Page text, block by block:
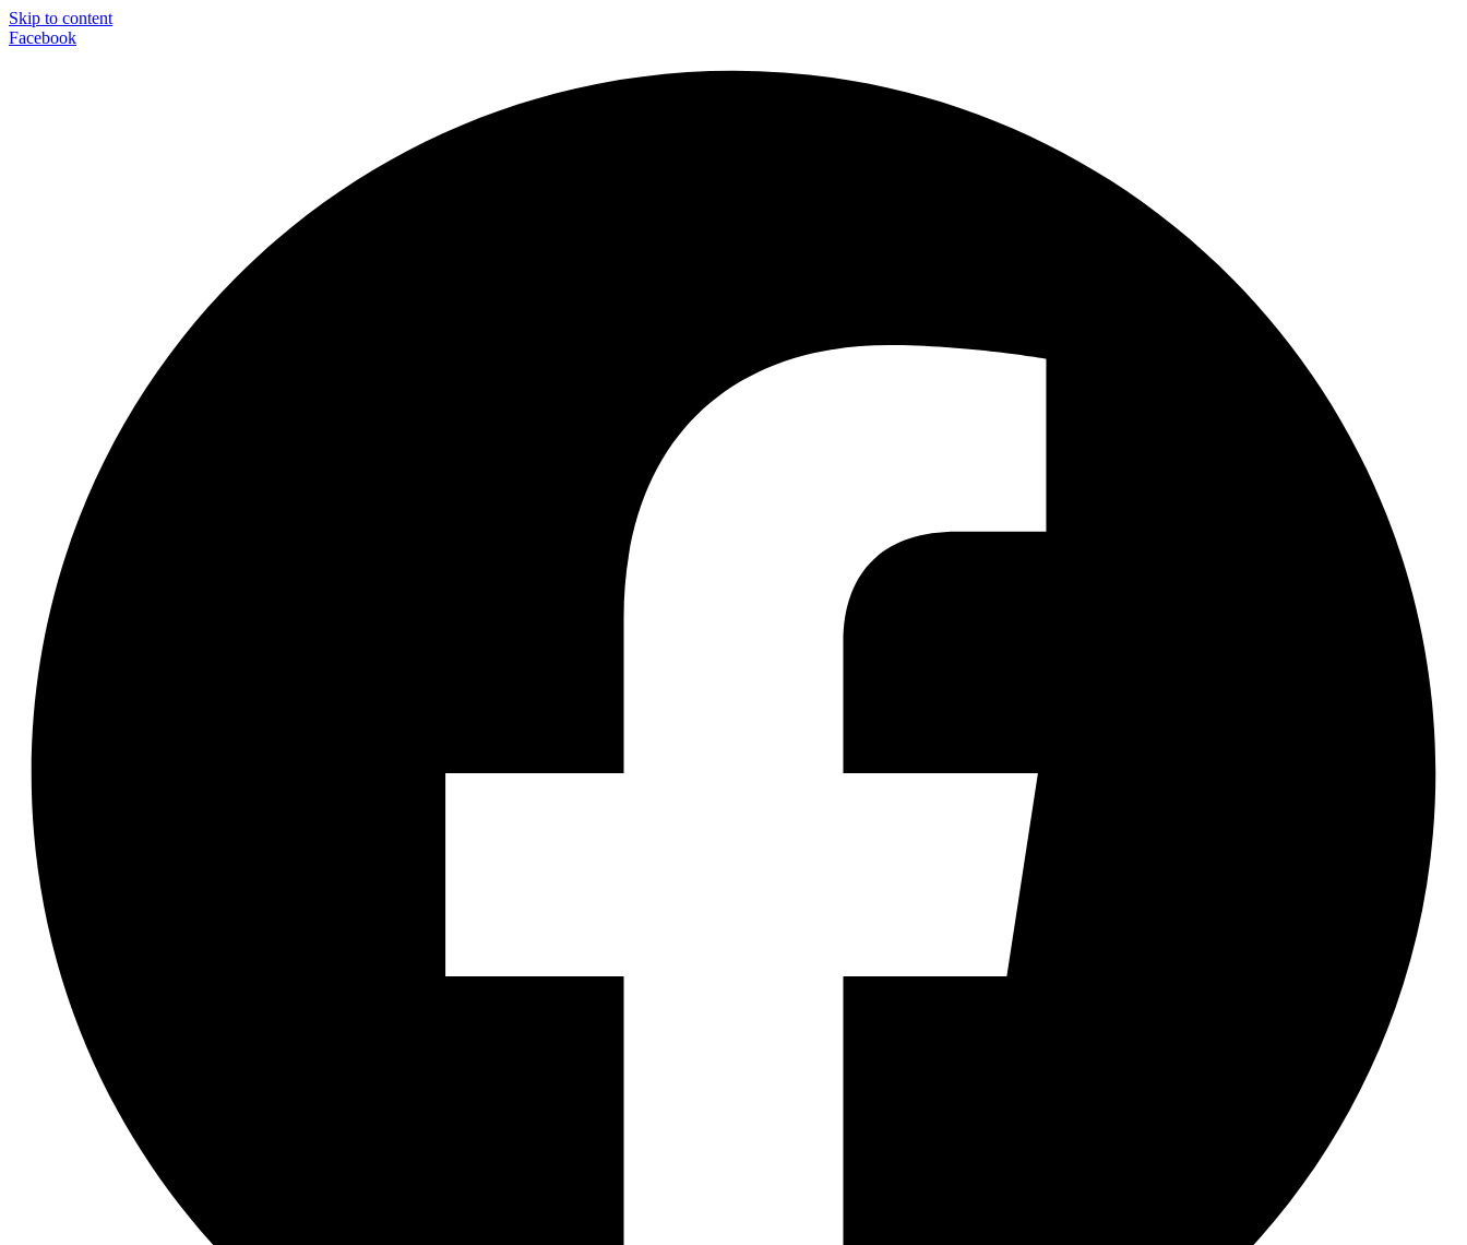
Skip to content
Facebook